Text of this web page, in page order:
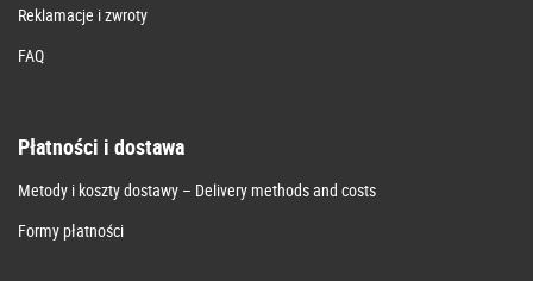
Reklamacje i zwroty
FAQ
Płatności i dostawa
Metody i koszty dostawy – Delivery methods and costs
Formy płatności